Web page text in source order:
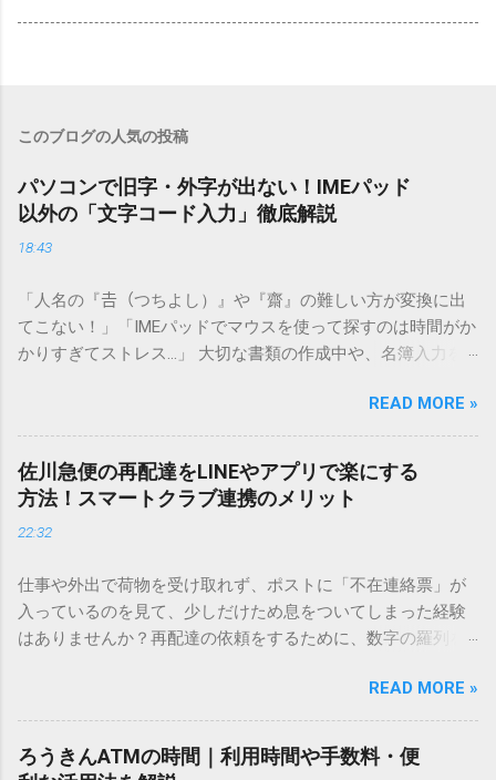
このブログの人気の投稿
パソコンで旧字・外字が出ない！IMEパッド
以外の「文字コード入力」徹底解説
18:43
「人名の『𠮷（つちよし）』や『齋』の難しい方が変換に出
てこない！」「IMEパッドでマウスを使って探すのは時間がか
かりすぎてストレス…」 大切な書類の作成中や、名簿入力を
てしまいますよね。多くの人が「IMEパッド（手書き入力）」
を使いますが、実はマウスで一画ずつ書くのは非効率です
し、似た漢字が多すぎて結局見つからないことも少なくあり
ません。 そこで今回は、IMEパッドを使わずに、特定のコー
ドを打ち込むだけで一瞬で旧字や外字、特殊記号を呼び出す
「文字コード入力」のテクニックを詳しく解説します。 この
必要はありません。 1. なぜ「変換」しても旧字・外字が出て
こないのか？ そもそも、なぜ普通の変換で出てこない漢字が
あるのでしょうか。その理由は、パソコンが文字を認識する
は、JIS規格（日本産業規格）によって「第1水準」「第2水
準」といった形で整理されています。しかし、人名や地名に
使われる非常に古い漢字（旧字）や、特定の組織だけで作ら
READ MORE »
佐川急便の再配達をLINEやアプリで楽にする
方法！スマートクラブ連携のメリット
22:32
仕事や外出で荷物を受け取れず、ポストに「不在連絡票」が
入っているのを見て、少しだけため息をついてしまった経験
はありませんか？再配達の依頼をするために、数字の羅列を
ことに申し訳なさを感じたりすることもあるかもしれませ
ん。 「もっとスムーズに、自分のタイミングで受け取りた
い」 「わざわざ電話をかけずに、スマホ一つで完結させた
い」 そんな願いを叶えてくれるのが、佐川急便の会員制サー
READ MORE »
ろうきんATMの時間｜利用時間や手数料・便